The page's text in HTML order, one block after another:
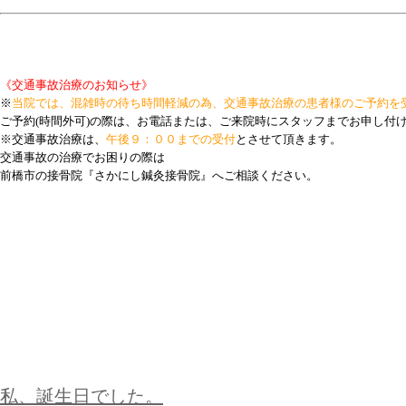
《交通事故治療のお知らせ》
※ 当院では、混雑時の待ち時間軽減の為、交通事故治療の患者様のご予約を
ご予約(時間外可)の際は、お電話または、ご来院時にスタッフまでお申し付
※交通事故治療は、 午後９：００までの受付とさせて頂きます。
交通事故の治療でお困りの際は
前橋市の接骨院『さかにし鍼灸接骨院』へご相談ください。
私、誕生日でした。